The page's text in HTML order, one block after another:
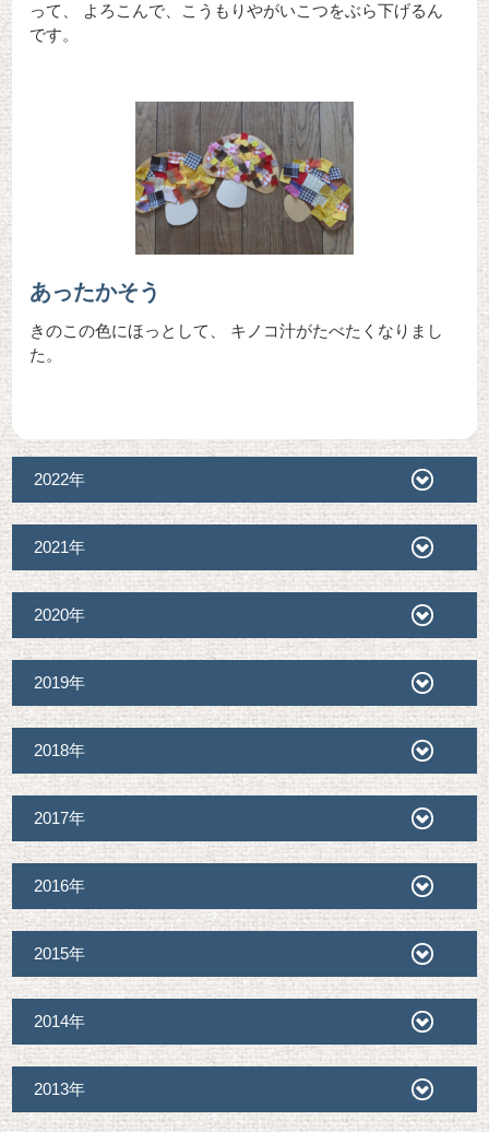
って、 よろこんで、こうもりやがいこつをぶら下げるん
です。
あったかそう
きのこの色にほっとして、 キノコ汁がたべたくなりまし
た。
2022年
2021年
2020年
2019年
2018年
2017年
2016年
2015年
2014年
2013年